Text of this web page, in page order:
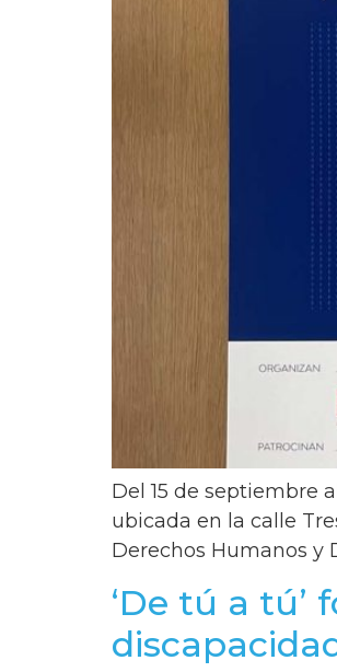
Del 15 de septiembre
ubicada en la calle
Derechos Humanos y
‘De tú a tú’